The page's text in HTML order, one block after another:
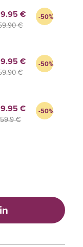
€
€
-50%
€
€
-50%
€
59.9 €
-50%